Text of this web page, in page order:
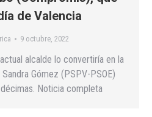
de Valencia
9 octubre, 2022
alcalde lo convertiría en la
Gómez (PSPV-PSOE)
Noticia completa